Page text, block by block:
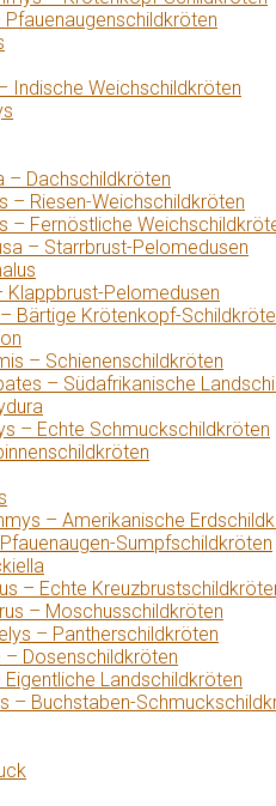
Indische Weichschildkröten
– Dachschildkröten
– Riesen-Weichschildkröten
– Fernöstliche
– Starrbrust-Pelomedusen
Klappbrust-Pelomedusen
Bärtige Krötenkopf-
– Schienenschildkröten
– Südafrikanische
– Echte Schmuckschildkröten
– Amerikanische
Sumpfschildkröten
– Echte
– Moschusschildkröten
– Pantherschildkröten
– Dosenschildkröten
Landschildkröten
– Buchstaben-